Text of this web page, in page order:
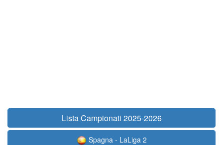
Lista Campionati 2025-2026
Spagna - LaLiga 2